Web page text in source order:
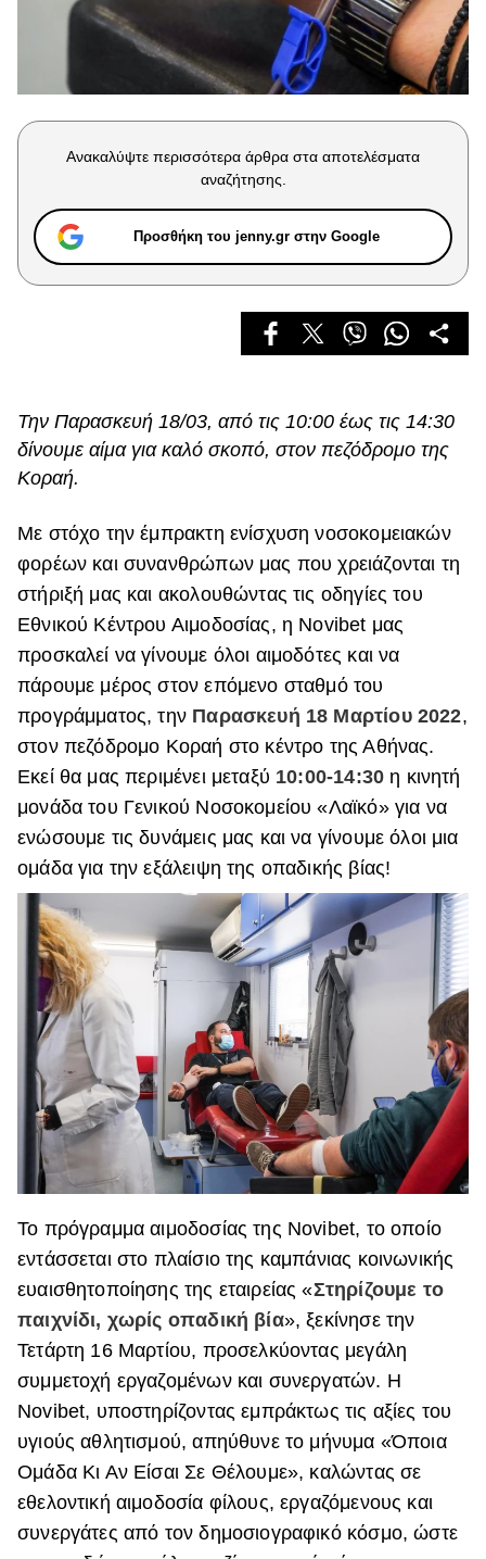
Συνεντεύξεις
Ask the Guru
Success Stories
Deco
Cooking
Green
Αφιερώματα
ΒΟΞ
Χωρίς Ταμπέλες
Women's Forum
Hautes Grecians
Γάμος
Market News
Ανακαλύψτε περισσότερα άρθρα στα αποτελέσματα
αναζήτησης.
Προσθήκη του jenny.gr στην Google
Την Παρασκευή 18/03, από τις 10:00 έως τις 14:30
δίνουμε αίμα για καλό σκοπό, στον πεζόδρομο της
Κοραή.
Με στόχο την έμπρακτη ενίσχυση νοσοκομειακών
φορέων και συνανθρώπων μας που χρειάζονται τη
στήριξή μας και ακολουθώντας τις οδηγίες του
Εθνικού Κέντρου Αιμοδοσίας, η Novibet μας
προσκαλεί να γίνουμε όλοι αιμοδότες και να
πάρουμε μέρος στον επόμενο σταθμό του
προγράμματος, την Παρασκευή 18 Μαρτίου 2022,
στον πεζόδρομο Κοραή στο κέντρο της Αθήνας.
Εκεί θα μας περιμένει μεταξύ 10:00-14:30 η κινητή
μονάδα του Γενικού Νοσοκομείου «Λαϊκό» για να
ενώσουμε τις δυνάμεις μας και να γίνουμε όλοι μια
ομάδα για την εξάλειψη της οπαδικής βίας!
Το πρόγραμμα αιμοδοσίας της Novibet, το οποίο
εντάσσεται στο πλαίσιο της καμπάνιας κοινωνικής
ευαισθητοποίησης της εταιρείας «Στηρίζουμε το
παιχνίδι, χωρίς οπαδική βία», ξεκίνησε την
Τετάρτη 16 Μαρτίου, προσελκύοντας μεγάλη
συμμετοχή εργαζομένων και συνεργατών. Η
Novibet, υποστηρίζοντας εμπράκτως τις αξίες του
υγιούς αθλητισμού, απηύθυνε το μήνυμα «Όποια
Ομάδα Κι Αν Είσαι Σε Θέλουμε», καλώντας σε
εθελοντική αιμοδοσία φίλους, εργαζόμενους και
συνεργάτες από τον δημοσιογραφικό κόσμο, ώστε